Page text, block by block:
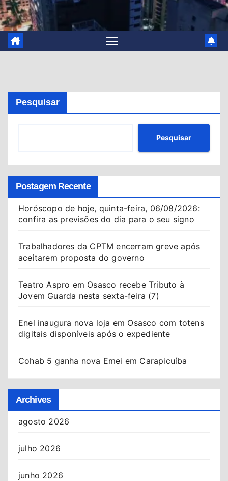
Pesquisar
Pesquisar
Postagem Recente
Horóscopo de hoje, quinta-feira, 06/08/2026:
confira as previsões do dia para o seu signo
Trabalhadores da CPTM encerram greve após
aceitarem proposta do governo
Teatro Aspro em Osasco recebe Tributo à
Jovem Guarda nesta sexta-feira (7)
Enel inaugura nova loja em Osasco com totens
digitais disponíveis após o expediente
Cohab 5 ganha nova Emei em Carapicuíba
Archives
agosto 2026
julho 2026
junho 2026